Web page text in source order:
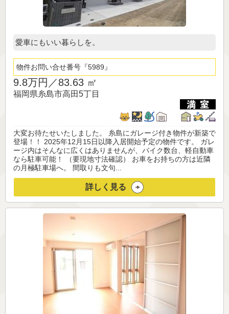
愛車にもいい暮らしを。
物件お問い合せ番号 5989
9.8万円／83.63 ㎡
福岡県糸島市高田5丁目
大変お待たせいたしました。 糸島にガレージ付き物件が新築で
登場！！ 2025年12月15日以降入居開始予定の物件です。 ガレ
ージ内はそんなに広くはありませんが、バイク数台、軽自動車
なら駐車可能！ （要現地寸法確認） お車をお持ちの方は近隣
の月極駐車場へ。 間取りも文句...
詳しく見る